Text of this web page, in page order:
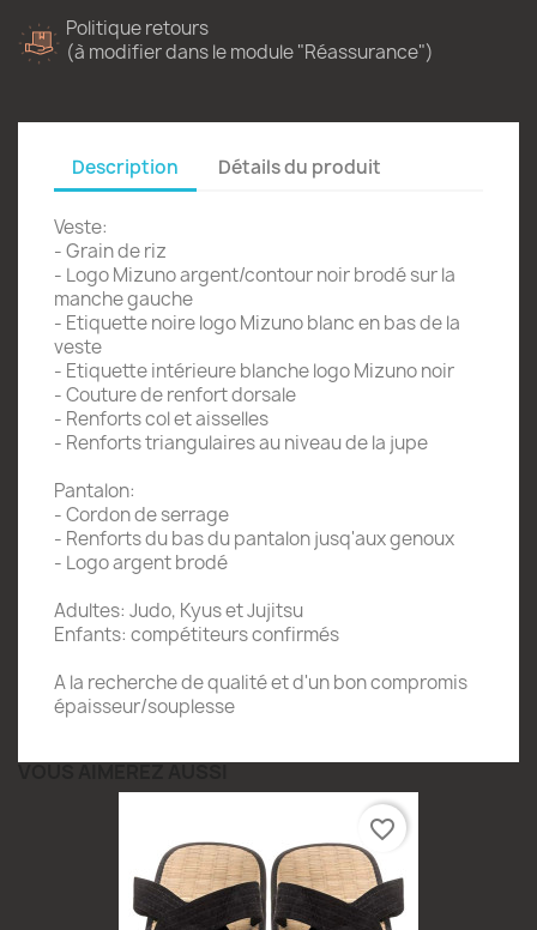
Politique retours
(à modifier dans le module "Réassurance")
Description Détails du produit
Veste:
- Grain de riz
- Logo Mizuno argent/contour noir brodé sur la
manche gauche
- Etiquette noire logo Mizuno blanc en bas de la
veste
- Etiquette intérieure blanche logo Mizuno noir
- Couture de renfort dorsale
- Renforts col et aisselles
- Renforts triangulaires au niveau de la jupe
Pantalon:
- Cordon de serrage
- Renforts du bas du pantalon jusq'aux genoux
- Logo argent brodé
Adultes: Judo, Kyus et Jujitsu
Enfants: compétiteurs confirmés
A la recherche de qualité et d'un bon compromis
épaisseur/souplesse
favorite_border